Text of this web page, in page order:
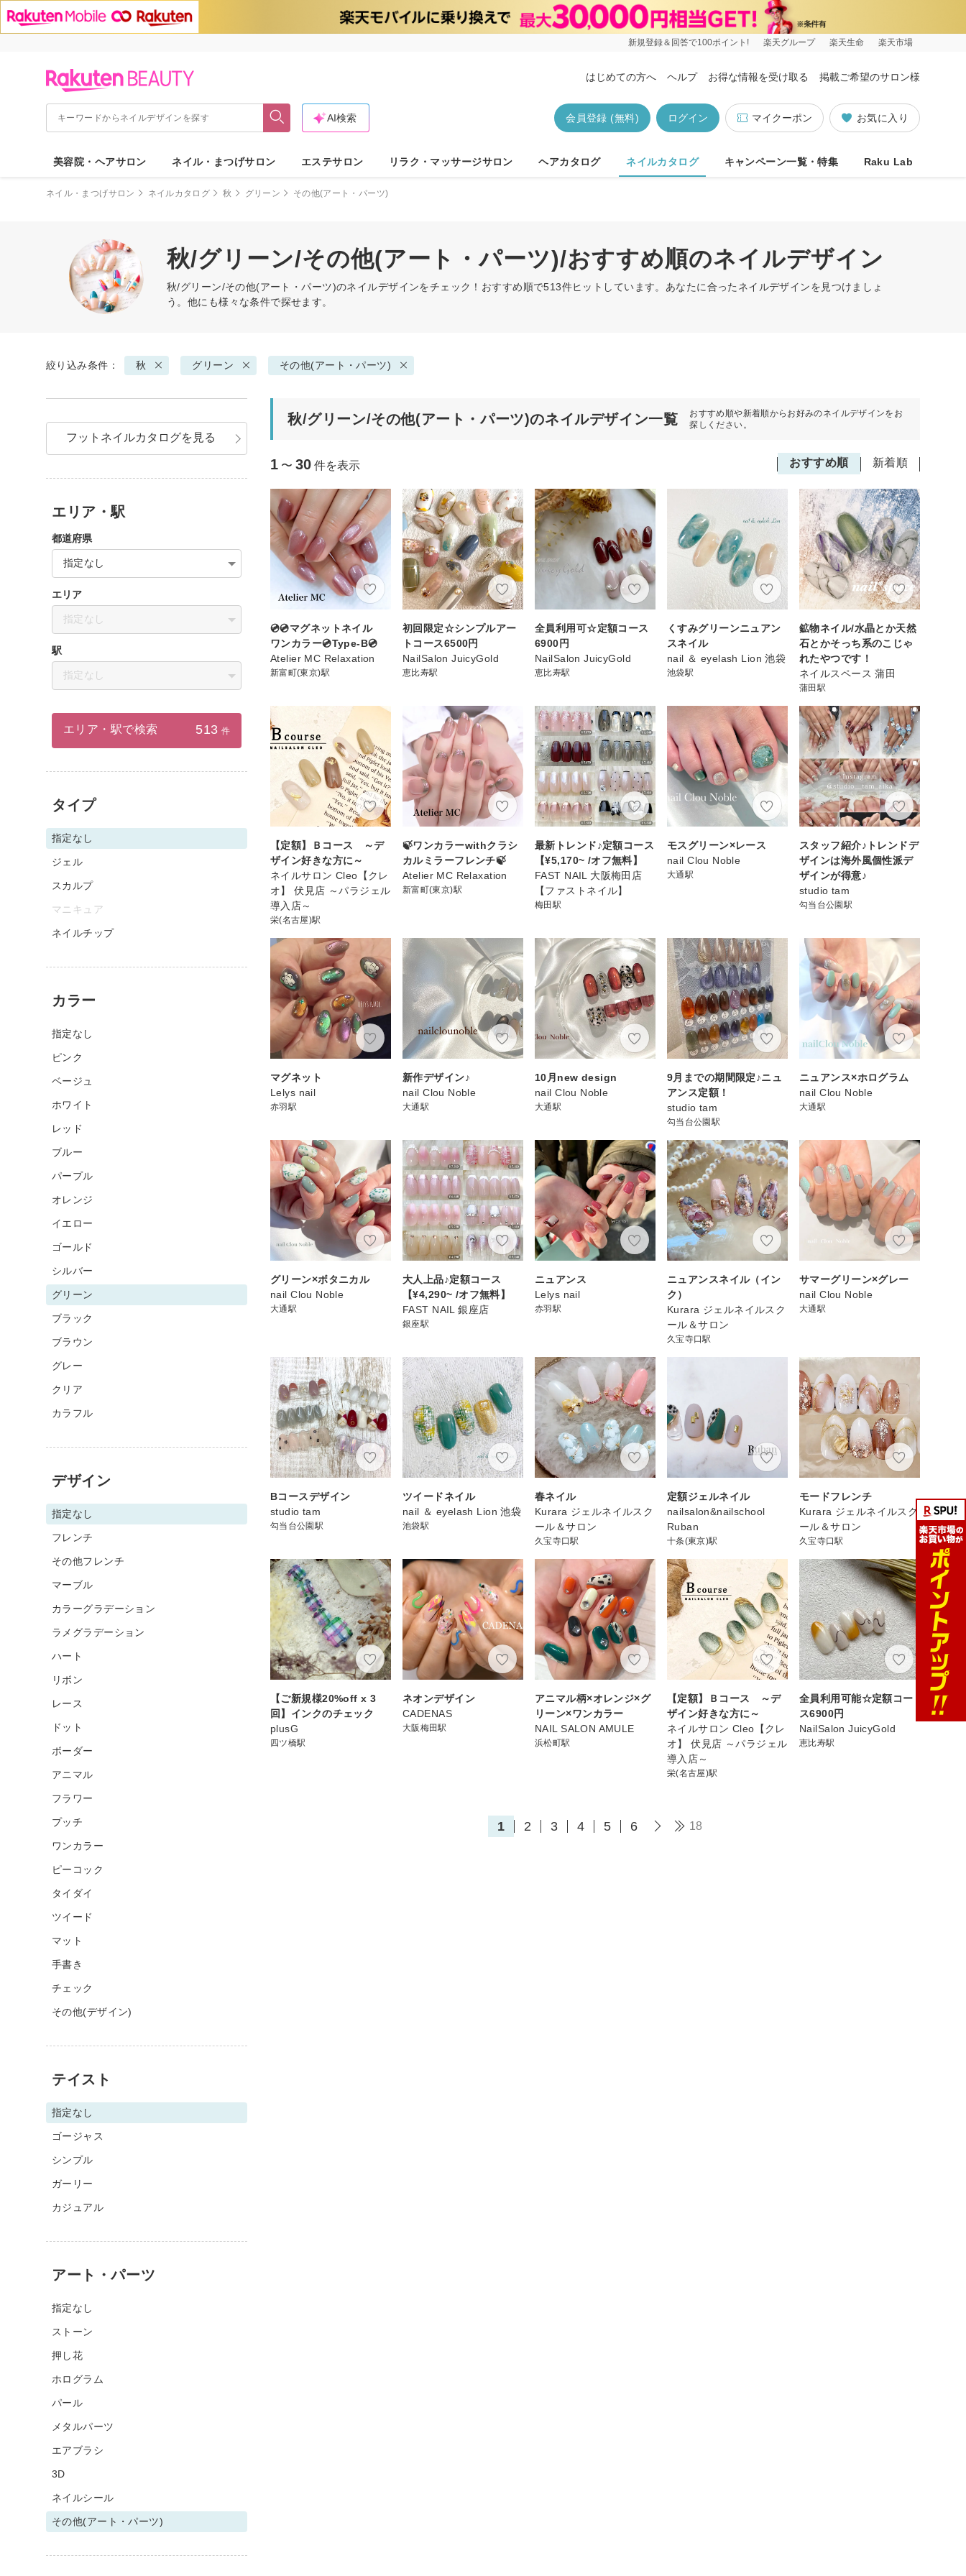
新規登録＆回答で100ポイント! 楽天グループ 楽天生命 楽天市場
はじめての方へ ヘルプ お得な情報を受け取る 掲載ご希望のサロン様
お気に入り
マイクーポン
ログイン
会員登録 (無料)
AI検索
美容院・ヘアサロン ネイル・まつげサロン エステサロン リラク・マッサージサロン ヘアカタログ ネイルカタログ キャンペーン一覧・特集 Raku Lab
ネイル・まつげサロン ネイルカタログ 秋 グリーン その他(アート・パーツ)
秋/グリーン/その他(アート・パーツ)/おすすめ順のネイルデザイン
秋/グリーン/その他(アート・パーツ)のネイルデザインをチェック！おすすめ順で513件ヒットしています。あなたに合ったネイルデザインを見つけましょ
う。他にも様々な条件で探せます。
絞り込み条件： 秋 グリーン その他(アート・パーツ)
秋/グリーン/その他(アート・パーツ)のネイルデザイン一覧
おすすめ順や新着順からお好みのネイルデザインをお
探しください。
おすすめ順 新着順
1 〜 30 件を表示
💿💿マグネットネイル
ワンカラー💿Type-B💿
Atelier MC Relaxation
新富町(東京)駅
初回限定☆シンプルアー
トコース6500円
NailSalon JuicyGold
恵比寿駅
全員利用可☆定額コース
6900円
NailSalon JuicyGold
恵比寿駅
くすみグリーンニュアン
スネイル
nail ＆ eyelash Lion 池袋
池袋駅
鉱物ネイル/水晶とか天然
石とかそっち系のこじゃ
れたやつです！
ネイルスペース 蒲田
蒲田駅
【定額】Ｂコース ～デ
ザイン好きな方に～
ネイルサロン Cleo【クレ
オ】 伏見店 ～パラジェル
導入店～
栄(名古屋)駅
🍃ワンカラーwithクラシ
カルミラーフレンチ🍃
Atelier MC Relaxation
新富町(東京)駅
最新トレンド♪定額コース
【¥5,170~ /オフ無料】
FAST NAIL 大阪梅田店
【ファストネイル】
梅田駅
モスグリーン×レース
nail Clou Noble
大通駅
スタッフ紹介♪トレンドデ
ザインは海外風個性派デ
ザインが得意♪
studio tam
勾当台公園駅
マグネット
Lelys nail
赤羽駅
新作デザイン♪
nail Clou Noble
大通駅
10月new design
nail Clou Noble
大通駅
9月までの期間限定♪ニュ
アンス定額！
studio tam
勾当台公園駅
ニュアンス×ホログラム
nail Clou Noble
大通駅
グリーン×ボタニカル
nail Clou Noble
大通駅
大人上品♪定額コース
【¥4,290~ /オフ無料】
FAST NAIL 銀座店
銀座駅
ニュアンス
Lelys nail
赤羽駅
ニュアンスネイル（イン
ク）
Kurara ジェルネイルスク
ール＆サロン
久宝寺口駅
サマーグリーン×グレー
nail Clou Noble
大通駅
Bコースデザイン
studio tam
勾当台公園駅
ツイードネイル
nail ＆ eyelash Lion 池袋
池袋駅
春ネイル
Kurara ジェルネイルスク
ール＆サロン
久宝寺口駅
定額ジェルネイル
nailsalon&nailschool
Ruban
十条(東京)駅
モードフレンチ
Kurara ジェルネイルスク
ール＆サロン
久宝寺口駅
【ご新規様20%off x 3
回】インクのチェック
plusG
四ツ橋駅
ネオンデザイン
CADENAS
大阪梅田駅
アニマル柄×オレンジ×グ
リーン×ワンカラー
NAIL SALON AMULE
浜松町駅
【定額】Ｂコース ～デ
ザイン好きな方に～
ネイルサロン Cleo【クレ
オ】 伏見店 ～パラジェル
導入店～
栄(名古屋)駅
全員利用可能☆定額コー
ス6900円
NailSalon JuicyGold
恵比寿駅
1 2 3 4 5 6 18
フットネイルカタログを見る
エリア・駅
都道府県
指定なし
エリア
指定なし
駅
指定なし
エリア・駅で検索 513 件
タイプ
指定なし
ジェル
スカルプ
マニキュア
ネイルチップ
カラー
指定なし
ピンク
ベージュ
ホワイト
レッド
ブルー
パープル
オレンジ
イエロー
ゴールド
シルバー
グリーン
ブラック
ブラウン
グレー
クリア
カラフル
デザイン
指定なし
フレンチ
その他フレンチ
マーブル
カラーグラデーション
ラメグラデーション
ハート
リボン
レース
ドット
ボーダー
アニマル
フラワー
プッチ
ワンカラー
ピーコック
タイダイ
ツイード
マット
手書き
チェック
その他(デザイン)
テイスト
指定なし
ゴージャス
シンプル
ガーリー
カジュアル
アート・パーツ
指定なし
ストーン
押し花
ホログラム
パール
メタルパーツ
エアブラシ
3D
ネイルシール
その他(アート・パーツ)